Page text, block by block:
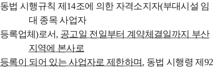
동법 시행규칙 제14조에 의한 자격소지자(부대시설 임
대 종목 사업자
등록업체)로서, 공고일 전일부터 계약체결일까지 부산
지역에 본사로
등록이 되어 있는 사업자로 제한하며, 동법 시행령 제92